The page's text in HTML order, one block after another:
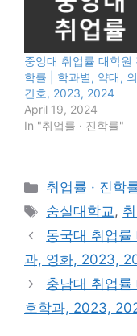
중앙대 취업률 대학원
학률 | 학과별, 약대,
간호, 2023, 2024
April 19, 2024
In "취업률 · 진학률"
Categories
취업률 · 진학
Tags
숭실대학교,
동국대 취업
과, 영화, 2023,
충남대 취업
호학과, 2023,